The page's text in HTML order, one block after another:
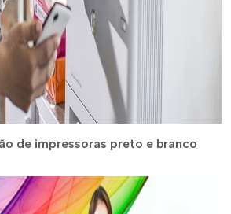
de impressoras preto e branco